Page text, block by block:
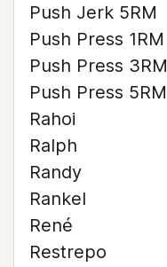
Push Jerk 5RM
Push Press 1RM
Push Press 3RM
Push Press 5RM
Rahoi
Ralph
Randy
Rankel
René
Restrepo